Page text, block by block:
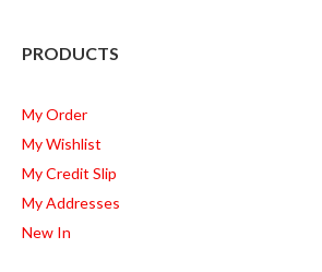
PRODUCTS
My Order
My Wishlist
My Credit Slip
My Addresses
New In